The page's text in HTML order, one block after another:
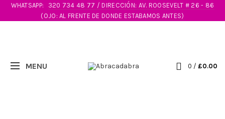
WHATSAPP:
320 734 48 77 / DIRECCIÓN: AV. ROOSEVELT # 26 - 86
(OJO: AL FRENTE DE DONDE ESTABAMOS ANTES)
0 / £0.00